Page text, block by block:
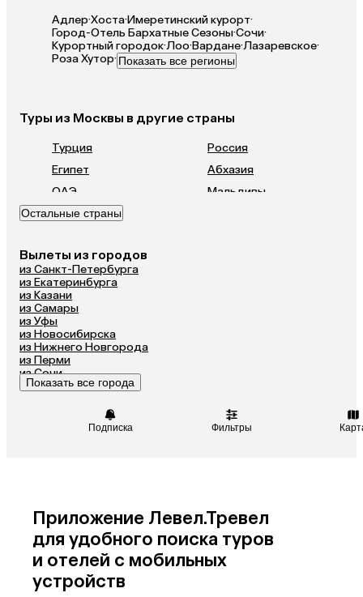
Подписка Фильтры
Адлер·Хоста·Имеретинский курорт·
Город-Отель Бархатные Сезоны·Сочи·
Курортный городок·Лоо·Вардане·Лазаревское·
Роза Хутор·Показать все регионы
Туры из Москвы в другие страны
Турция
Россия
Египет
Абхазия
ОАЭ
Мальдивы
Сейшелы
Гонконг
Остальные страны
Вылеты из городов
из Санкт-Петербурга
из Екатеринбурга
из Казани
из Самары
из Уфы
из Новосибирска
из Нижнего Новгорода
из Перми
из Сочи
из Челябинска
Показать все города
Приложение Левел.Тревел
для удобного поиска туров
и отелей с мобильных
устройств